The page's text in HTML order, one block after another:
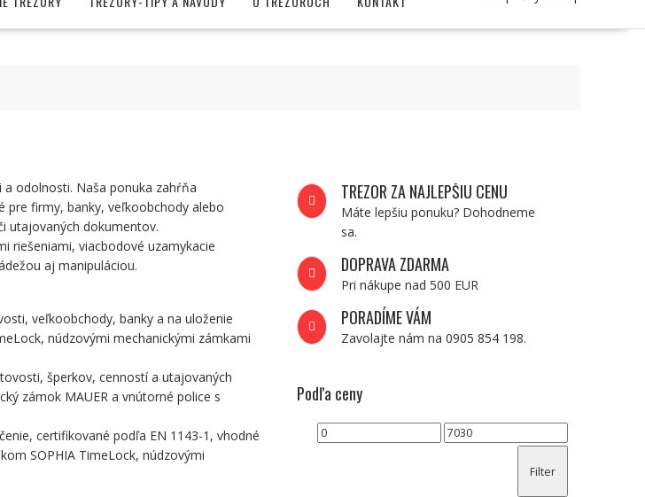
odolnosti. Naša ponuka zahŕňa
pre firmy, banky, veľkoobchody alebo
utajovaných dokumentov.
riešeniami, viacbodové uzamykacie
aj manipuláciou.
veľkoobchody, banky a na uloženie
núdzovými mechanickými zámkami
šperkov, cenností a utajovaných
zámok MAUER a vnútorné police s
certifikované podľa EN 1143-1, vhodné
SOPHIA TimeLock, núdzovými
TREZOR ZA NAJLEPŠIU CENU
Máte lepšiu ponuku? Dohodneme
sa.
DOPRAVA ZDARMA
Pri nákupe nad 500 EUR
PORADÍME VÁM
Zavolajte nám na 0905 854 198.
Podľa ceny
Minimálna
Maximálna
Filter